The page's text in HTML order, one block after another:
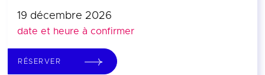
19 décembre 2026
date et heure à confirmer
RÉSERVER